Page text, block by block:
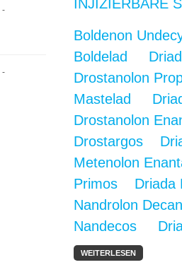
INJIZIERBARE
Boldenon
Boldelad
Drostanolon
Mastelad
Drostanolon
Drostargos
Metenolon
Primos Driada
Nandrolon
Nandecos
WEITERLESEN
-
-